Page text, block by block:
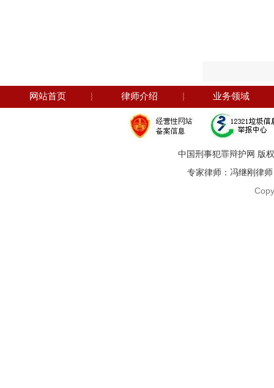
网站首页 ︴ 律师介绍 ︴ 业务领域
中国刑事犯罪辩护网 版
专家律师：冯继刚律